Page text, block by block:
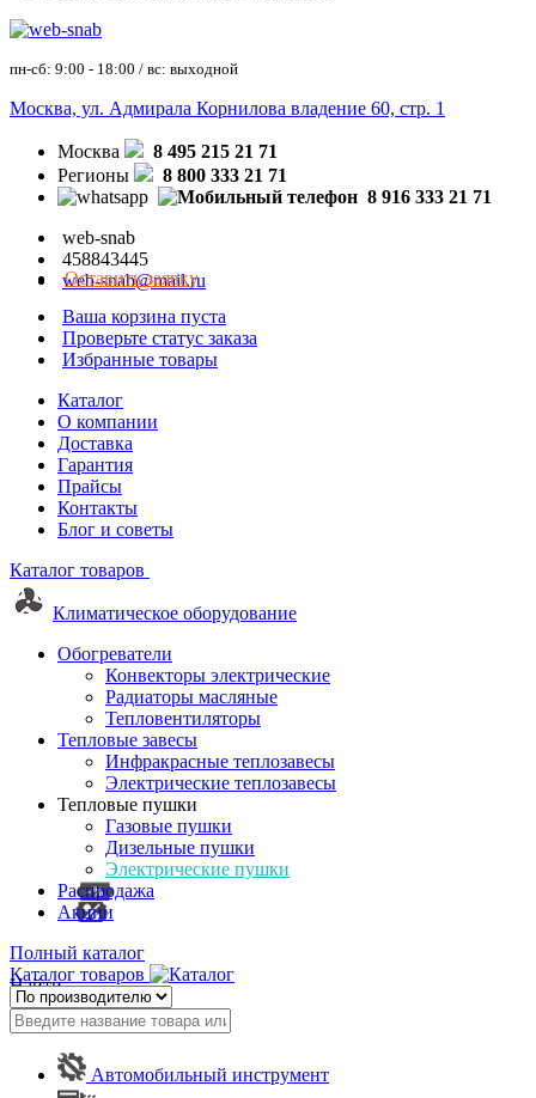
пн-сб: 9:00 - 18:00 / вс: выходной
Москва, ул. Адмирала Корнилова владение 60, стр. 1
Москва
8 495 215 21 71
Регионы
8 800 333 21 71
8 916 333 21 71
web-snab
458843445
web-snab@mail.ru
Оставить заявку
Ваша корзина пуста
Проверьте статус заказа
Избранные товары
Каталог
О компании
Доставка
Гарантия
Прайсы
Контакты
Блог и советы
Каталог товаров
Климатическое оборудование
Обогреватели
Конвекторы электрические
Радиаторы масляные
Тепловентиляторы
Тепловые завесы
Инфракрасные теплозавесы
Электрические теплозавесы
Тепловые пушки
Газовые пушки
Дизельные пушки
Электрические пушки
Распродажа
Акции
Полный каталог
Каталог товаров
Найти
Автомобильный инструмент